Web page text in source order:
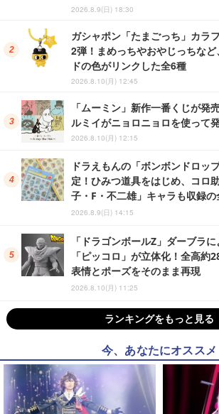
2026.8.9(日) 18:30
ガシャポン「たまごっち」カラ
2弾！まめっちやおやじっちな
ドの色がリンクした全6種
2026.8.10(月) 12:45
「ムーミン」新作一番くじが発
ルミイがニョロニョロを使って
2026.8.10(月) 12:15
ドラえもんの「ボンボンドロッ
定！ひみつ道具をはじめ、コロ
子・F・不二雄」キャラも収録
2026.8.9(日) 14:15
「ドラゴンボールZ」ダーブラ
「ピッコロ」が立体化！全高約
表情とポーズをそのまま再現
2026.8.10(月) 11:25
ランキングをもっと見る
今、あなたにオススメ